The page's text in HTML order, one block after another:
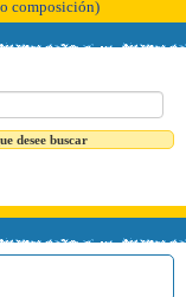
composición)
desee buscar